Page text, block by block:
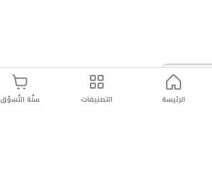
الرئيسة التصنيفات سلّة التّسوّق